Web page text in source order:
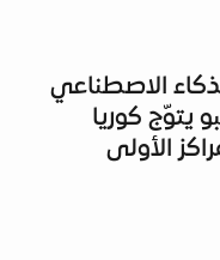
الاصطناعي
يتوّج كوريا
الأولى